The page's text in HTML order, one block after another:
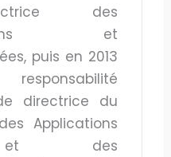
des
et
puis en 2013
directrice du
Applications
et des